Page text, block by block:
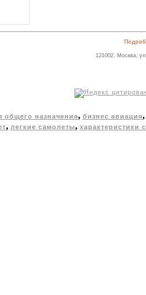
121002, Москва,
общего назначения, бизнес авиация
, легкие самолеты, характеристики